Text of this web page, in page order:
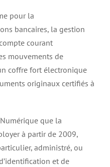
pour la
bancaires, la gestion
courant
mouvements de
coffre fort électronique
originaux certifiés à
que la
à partir de 2009,
administré, ou
et de